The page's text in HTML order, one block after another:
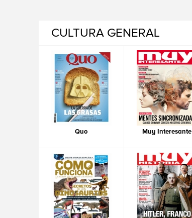
CULTURA GENERAL
Quo Muy Interesante